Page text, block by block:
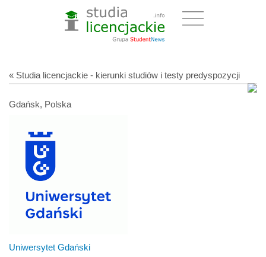
« Studia licencjackie - kierunki studiów i testy predyspozycji
Gdańsk, Polska
Uniwersytet Gdański